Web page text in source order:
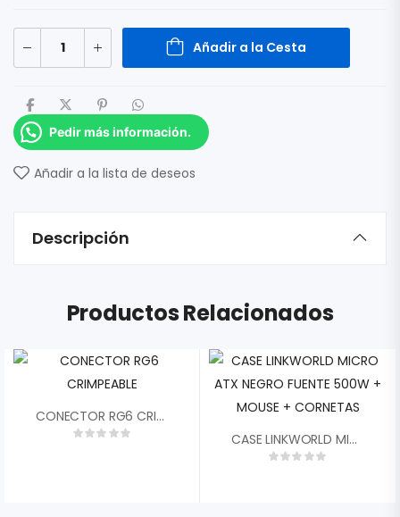
Añadir a la Cesta
Pedir más información.
Añadir a la lista de deseos
Descripción
Productos Relacionados
CONECTOR RG6 CRIMPEABLE
CASE LINKWORLD MICRO ATX NEGRO FUENTE 500W + MOUSE + CORNETAS